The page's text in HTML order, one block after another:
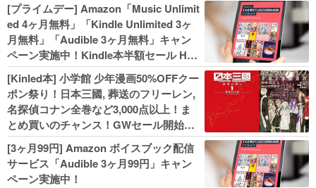
[プライムデー] Amazon「Music Unlimit
ed 4ヶ月無料」「Kindle Unlimited 3ヶ
月無料」「Audible 3ヶ月無料」キャン
ペーン実施中！Kindle本半額セール HU
NTER×HUNTERなど集英社、無職転生,
幼女戦記などKADOKAWA、キャプテン
翼100円セールも！
[Kinled本] 小学館 少年漫画50%OFFクー
ポン祭り！日本三國, 葬送のフリーレン,
名探偵コナン全巻など3,000点以上！ま
とめ買いのチャンス！GWセール開始！
人気コミック多数 カドカワ祭やIT関連本
がセールに！
[3ヶ月99円] Amazon ボイスブック配信
サービス「Audible 3ヶ月99円」キャン
ペーン実施中！